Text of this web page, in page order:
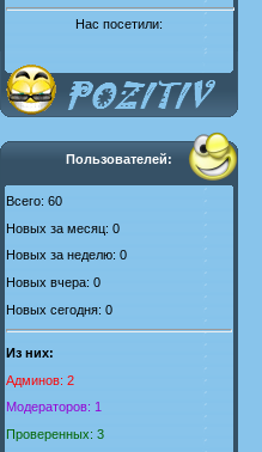
Нас посетили:
Пользователей:
Всего: 60
Новых за месяц: 0
Новых за неделю: 0
Новых вчера: 0
Новых сегодня: 0
Из них:
Админов: 2
Модераторов: 1
Проверенных: 3